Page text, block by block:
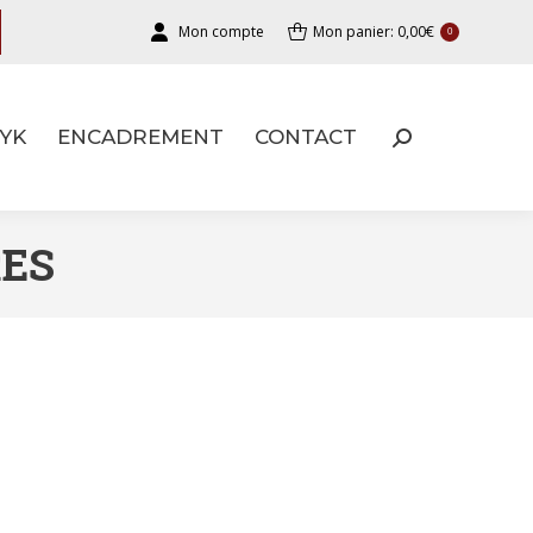
Mon compte Mon panier: 0,00€ 0
ENCADREMENT CONTACT